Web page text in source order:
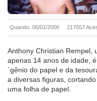
Quando: 06/01/2006 217657
Anthony Christian Rempel,
apenas 14 anos de idade,
´gênio do papel e da
a diversas figuras,
uma folha de papel.